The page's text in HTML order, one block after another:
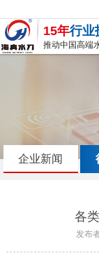
15年行业
推动中国高端
企业新闻
各
发布